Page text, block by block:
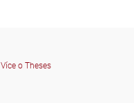
Více o Theses